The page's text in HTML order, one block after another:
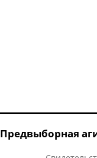
Предвыборная